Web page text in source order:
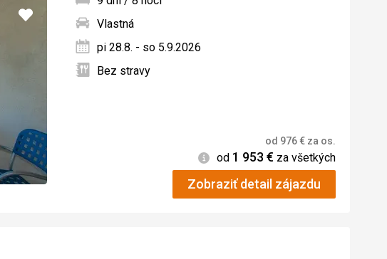
Pridať
Vlastná
pi 28.8. - so 5.9.2026
Bez stravy
od 976€ za os.
Informácie
od 1 953 € za všetkých
Zobraziť detail zájazdu